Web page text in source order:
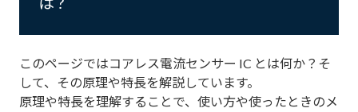
このページではコアレス電流センサー IC とは何か？そ
して、その原理や特長を解説しています。
原理や特長を理解することで、使い方や使ったときのメ